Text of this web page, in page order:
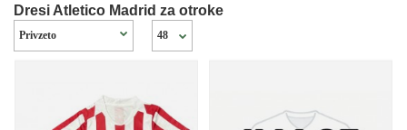
Dresi Atletico Madrid za otroke